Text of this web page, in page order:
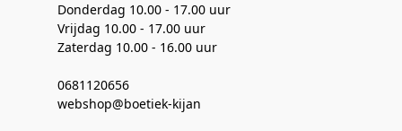
Donderdag 10.00 - 17.00 uur
Vrijdag 10.00 - 17.00 uur
Zaterdag 10.00 - 16.00 uur
0681120656
webshop@boetiek-kijan